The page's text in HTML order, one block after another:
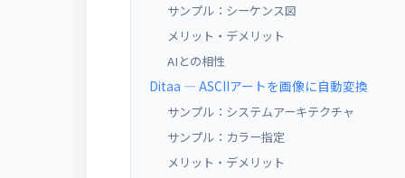
サンプル：シーケンス図
メリット・デメリット
AIとの相性
Ditaa — ASCIIアートを画像に自動変換
サンプル：システムアーキテクチャ
サンプル：カラー指定
メリット・デメリット